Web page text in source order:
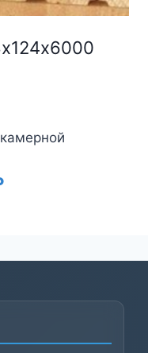
Текущая